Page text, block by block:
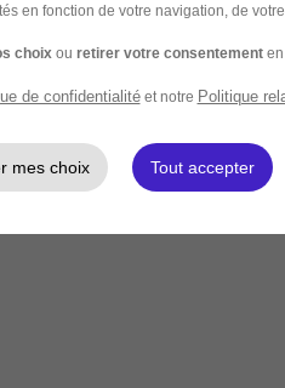
en fonction de votre navigation, de
choix ou retirer votre consentementen
de confidentialitéet notre Politique
mes choix Tout accepter